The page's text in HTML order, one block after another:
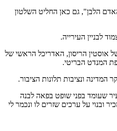
הלבן", גם כאן החליט השלטון
לבניין העירייה.
של אוסטין הריסון, האדריכל הראשי של
המנדט הבריטי.
ונציבות תלונות הציבור.
שעומד בפני שופט בפאה לבנה
ובנוי על ערכים שזרים לו ונכמר לי